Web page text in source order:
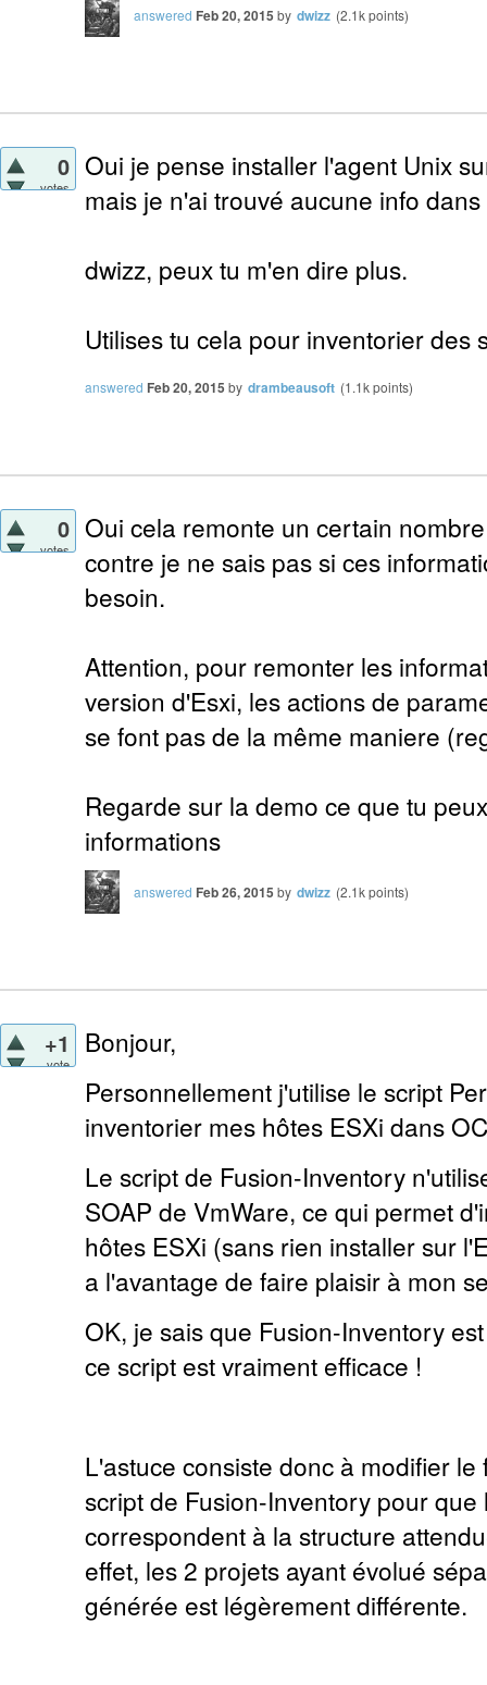
answered Feb 20, 2015 by dwizz (2.1kpoints)
0
votes
Oui je pense installer l'agent Unix
mais je n'ai trouvé aucune info
dwizz, peux tu m'en dire plus.
Utilises tu cela pour inventorier des
answered Feb 20, 2015 by drambeausoft (1.1kpoints)
0
votes
Oui cela remonte un certain
contre je ne sais pas si ces
besoin.
Attention, pour remonter les
version d'Esxi, les actions de
se font pas de la même maniere
Regarde sur la demo ce que tu
informations
answered Feb 26, 2015 by dwizz (2.1kpoints)
+1
vote
Bonjour,
Personnellement j'utilise le script
inventorier mes hôtes ESXi dans
Le script de Fusion-Inventory
SOAP de VmWare, ce qui permet
hôtes ESXi (sans rien installer sur
a l'avantage de faire plaisir à mon
OK, je sais que Fusion-Inventory
ce script est vraiment efficace !
L'astuce consiste donc à modifier
script de Fusion-Inventory pour
correspondent à la structure
effet, les 2 projets ayant évolué
générée est légèrement différente.